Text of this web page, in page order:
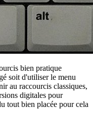
bien pratique
soit d'utiliser le menu
au raccourcis classiques,
digitales pour
tout bien placée pour cela